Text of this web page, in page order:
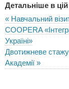
Детальніше в цій
« Навчальний
COOPERA
Україні»
Двотижневе
Академії »